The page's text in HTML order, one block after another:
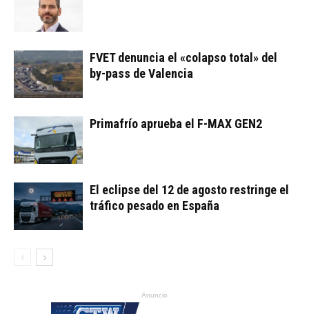
FVET denuncia el «colapso total» del
by-pass de Valencia
Primafrío aprueba el F-MAX GEN2
El eclipse del 12 de agosto restringe el
tráfico pesado en España
Anuncio